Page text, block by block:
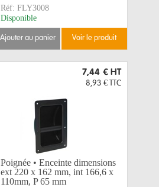
Réf: FLY3008
Disponible
ajouter au panier voir le produit
7,44 € HT
8,93 € TTC
Poignée • Enceinte dimensions
ext 220 x 162 mm, int 166,6 x
110mm, P 65 mm